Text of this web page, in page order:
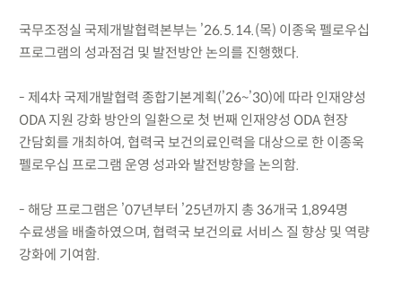
국무조정실 국제개발협력본부는 ’26.5.14.(목) 이종욱 펠로우십
프로그램의 성과점검 및 발전방안 논의를 진행했다.
- 제4차 국제개발협력 종합기본계획(’26~’30)에 따라 인재양성
ODA 지원 강화 방안의 일환으로 첫 번째 인재양성 ODA 현장
간담회를 개최하여, 협력국 보건의료인력을 대상으로 한 이종욱
펠로우십 프로그램 운영 성과와 발전방향을 논의함.
- 해당 프로그램은 ’07년부터 ’25년까지 총 36개국 1,894명
수료생을 배출하였으며, 협력국 보건의료 서비스 질 향상 및 역량
강화에 기여함.